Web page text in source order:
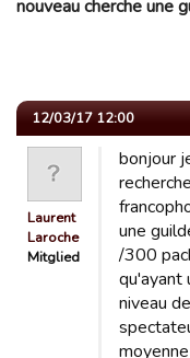
nouveau cherche une
12/03/17 12:00
Laurent
Laroche
Mitglied
bonjour
une
/300
qu'ayant
niveau